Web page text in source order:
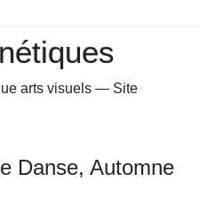
arts visuels — Site
Danse, Automne